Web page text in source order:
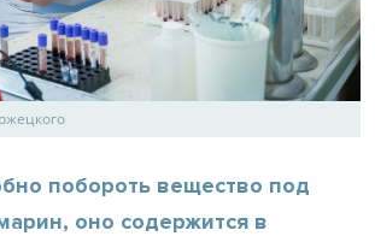
побороть вещество под
оно содержится в